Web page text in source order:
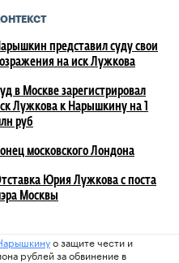
представил суду свои
на иск Лужкова
в Москве зарегистрировал
Лужкова к Нарышкину на 1
руб
московского Лондона
Юрия Лужкова с поста
Москвы
о защите чести и
рублей за обвинение в